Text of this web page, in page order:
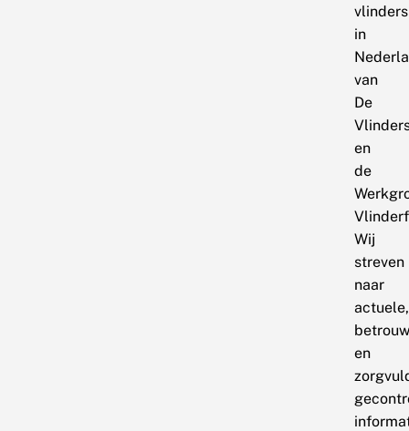
vlinders
in
van
De
en
de
Wij
streven
naar
actuele,
en